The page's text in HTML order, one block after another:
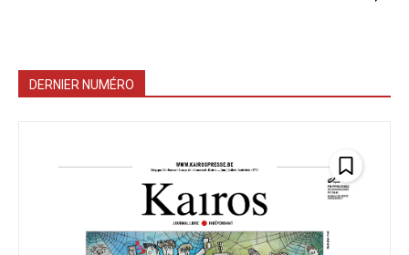
DERNIER NUMÉRO